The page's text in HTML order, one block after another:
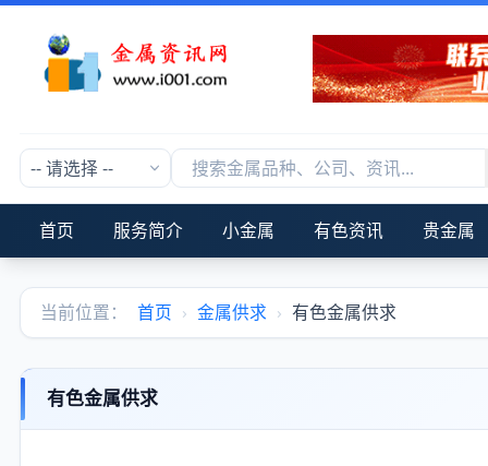
首页 服务简介 小金属 有色资讯 贵金属
当前位置： 首页 › 金属供求 › 有色金属供求
有色金属供求